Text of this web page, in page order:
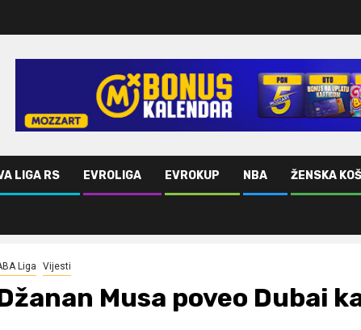
LIGA RS EVROLIGA EVROKUP NBA ŽENSKA
Liga Vijesti
Musa poveo Dubai